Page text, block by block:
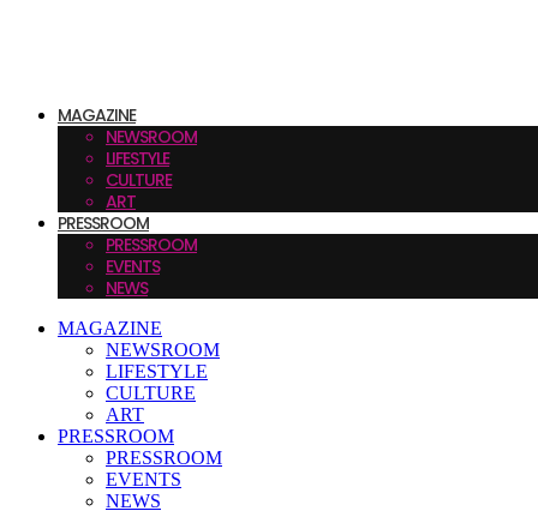
MAGAZINE
NEWSROOM
LIFESTYLE
CULTURE
ART
PRESSROOM
PRESSROOM
EVENTS
NEWS
MAGAZINE
NEWSROOM
LIFESTYLE
CULTURE
ART
PRESSROOM
PRESSROOM
EVENTS
NEWS